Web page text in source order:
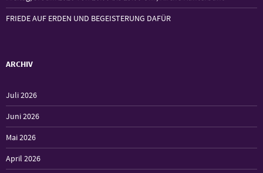
FRIEDE AUF ERDEN UND BEGEISTERUNG DAFÜR
ARCHIV
Juli 2026
Juni 2026
Mai 2026
April 2026